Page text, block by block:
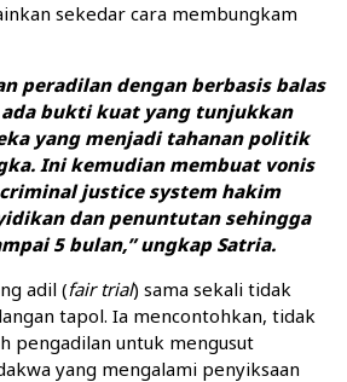
sekedar cara membungkam
peradilan dengan berbasis balas
bukti kuat yang tunjukkan
yang menjadi tahanan politik
Ini kemudian membuat vonis
justice system hakim
dan penuntutan sehingga
5 bulan,” ungkap Satria.
adil (fair trial) sama sekali tidak
tapol. Ia mencontohkan, tidak
pengadilan untuk mengusut
yang mengalami penyiksaan